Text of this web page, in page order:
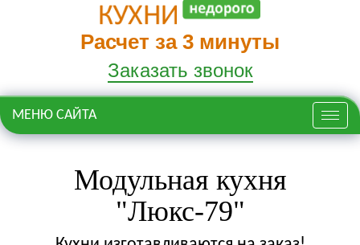
Расчет за 3 минуты
Заказать звонок
Меню
МЕНЮ САЙТА
Модульная кухня
"Люкс-79"